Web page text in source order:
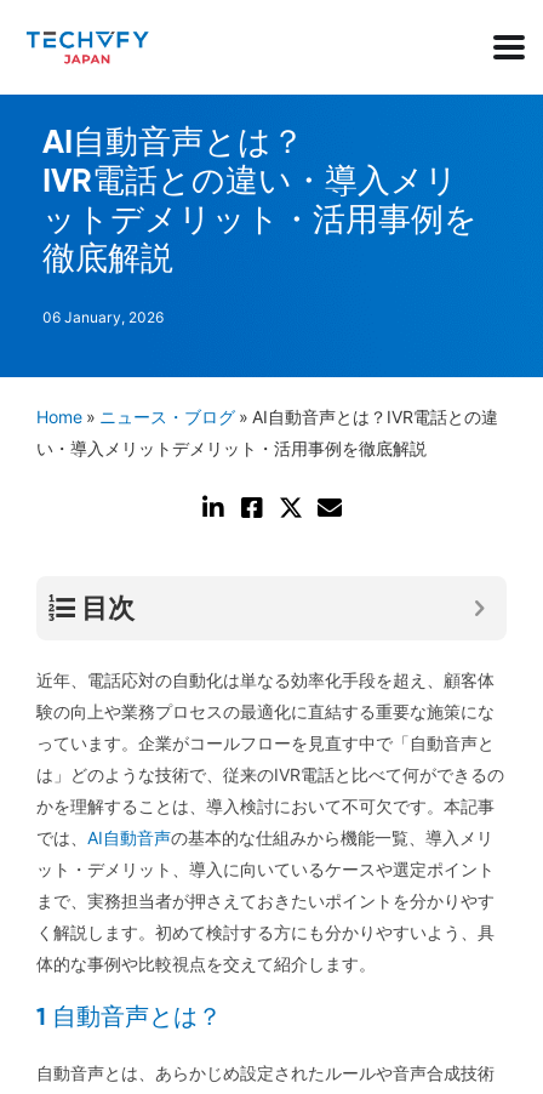
AI自動音声とは？
IVR電話との違い・導入メリ
ットデメリット・活用事例を
徹底解説
06 January, 2026
Home » ニュース・ブログ » AI自動音声とは？IVR電話との違
い・導入メリットデメリット・活用事例を徹底解説
目次
近年、電話応対の自動化は単なる効率化手段を超え、顧客体
験の向上や業務プロセスの最適化に直結する重要な施策にな
っています。企業がコールフローを見直す中で「自動音声と
は」どのような技術で、従来のIVR電話と比べて何ができるの
かを理解することは、導入検討において不可欠です。本記事
では、 AI自動音声の基本的な仕組みから機能一覧、導入メリ
ット・デメリット、導入に向いているケースや選定ポイント
まで、実務担当者が押さえておきたいポイントを分かりやす
く解説します。初めて検討する方にも分かりやすいよう、具
体的な事例や比較視点を交えて紹介します。
1 自動音声とは？
自動音声とは、あらかじめ設定されたルールや音声合成技術